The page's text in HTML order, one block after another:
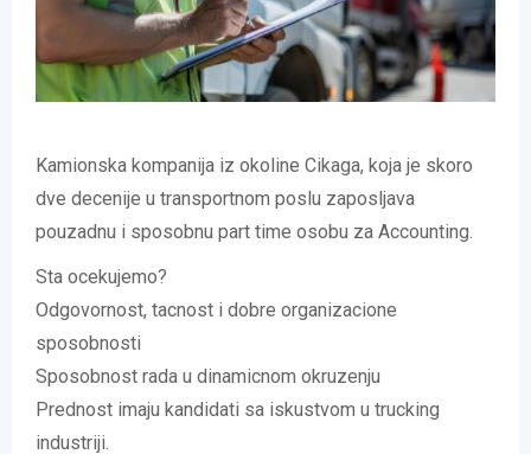
Kamionska kompanija iz okoline Cikaga, koja je skoro
dve decenije u transportnom poslu zaposljava
pouzadnu i sposobnu part time osobu za Accounting.
Sta ocekujemo?
Odgovornost, tacnost i dobre organizacione
sposobnosti
Sposobnost rada u dinamicnom okruzenju
Prednost imaju kandidati sa iskustvom u trucking
industriji.